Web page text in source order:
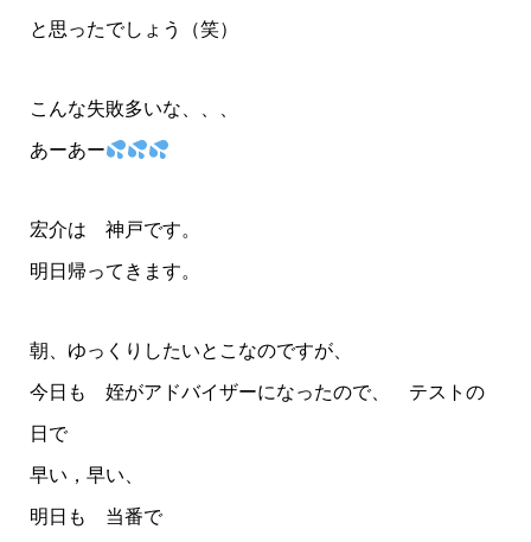
と思ったでしょう（笑）
こんな失敗多いな、、、
あーあー
宏介は 神戸です。
明日帰ってきます。
朝、ゆっくりしたいとこなのですが、
今日も 姪がアドバイザーになったので、 テストの
日で
早い，早い、
明日も 当番で